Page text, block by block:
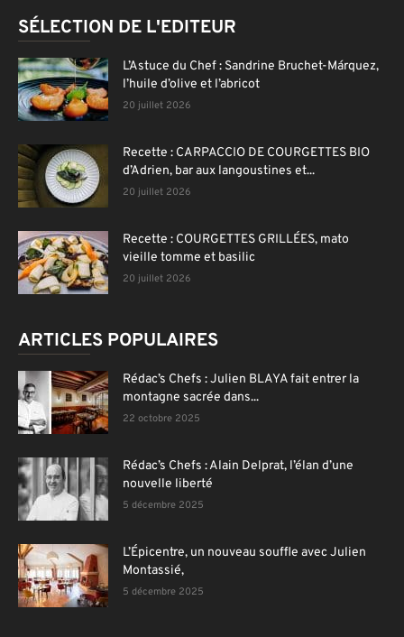
SÉLECTION DE L'EDITEUR
L’Astuce du Chef : Sandrine Bruchet-Márquez,
l’huile d’olive et l’abricot
20 juillet 2026
Recette : CARPACCIO DE COURGETTES BIO
d’Adrien, bar aux langoustines et...
20 juillet 2026
Recette : COURGETTES GRILLÉES, mato
vieille tomme et basilic
20 juillet 2026
ARTICLES POPULAIRES
Rédac’s Chefs : Julien BLAYA fait entrer la
montagne sacrée dans...
22 octobre 2025
Rédac’s Chefs : Alain Delprat, l’élan d’une
nouvelle liberté
5 décembre 2025
L’Épicentre, un nouveau souffle avec Julien
Montassié,
5 décembre 2025